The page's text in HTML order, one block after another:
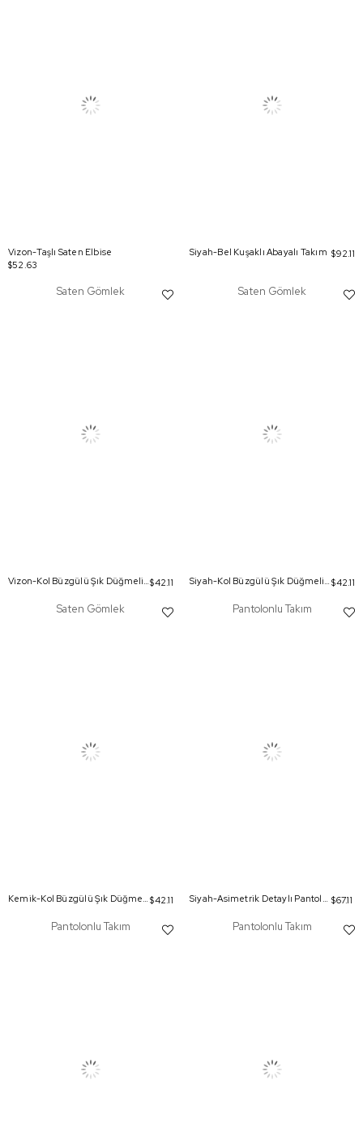
Vizon-Taşlı Saten Elbise
$52.63
Siyah-Bel Kuşaklı Abayalı Takım $92.11
Saten Gömlek
Vizon-Kol Büzgülü Şık Düğmeli Gömlek$42.11
Saten Gömlek
Siyah-Kol Büzgülü Şık Düğmeli Gömlek $42.11
Saten Gömlek
Kemik-Kol Büzgülü Şık Düğmeli Gömlek $42.11
Pantolonlu Takım
Siyah-Asimetrik Detaylı Pantolonlu Takım $67.11
Pantolonlu Takım Pantolonlu Takım